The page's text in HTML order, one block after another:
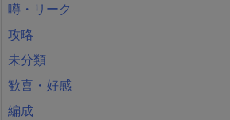
噂・リーク
攻略
未分類
歓喜・好感
編成